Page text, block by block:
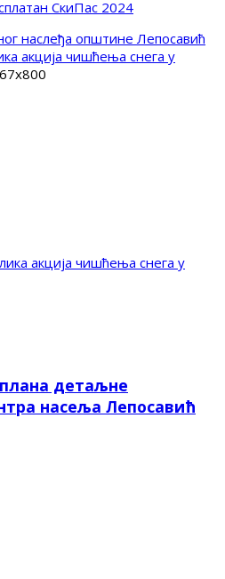
СкиПас 2024
акција чишћења снега у
акција чишћења снега у
детаљне
насеља Лепосавић